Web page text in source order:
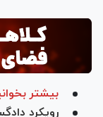
بیشتر
رویکرد